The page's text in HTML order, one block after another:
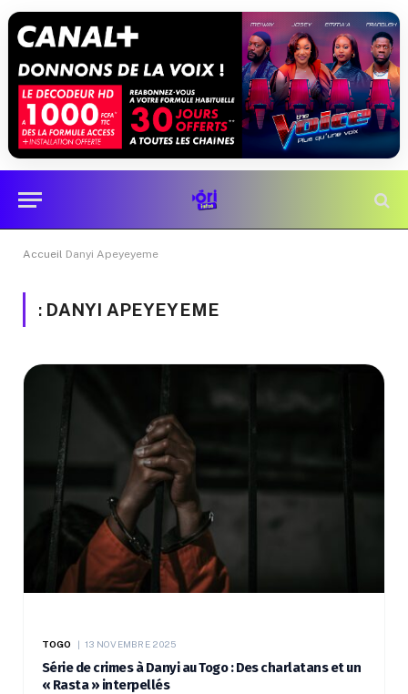
Accueil Danyi Apeyeyeme
: DANYI APEYEYEME
TOGO 13 NOVEMBRE 2025
Série de crimes à Danyi au Togo : Des charlatans et un
« Rasta » interpellés